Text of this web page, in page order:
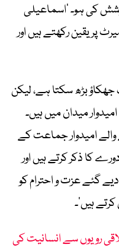
کی ہو۔ ’اسماعیلی
پر یقین رکھتے ہیں اور
جھکاؤ بڑھ سکتا ہے، لیکن
میدان میں ہیں۔
امیدوار جماعت کے
کا ذکر کرتے ہیں اور
گئے عزت و احترام کو
ہیں‘۔
رویوں سے انسانیت کی